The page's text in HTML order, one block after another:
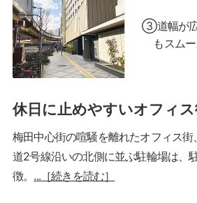
③道幅が広
もスム
休日に止めやすいオフィ
梅田中心街の喧騒を離れたオフィス
道2号線沿いの北側に並ぶ駐輪場は、
徴。 ...［続きを読む］